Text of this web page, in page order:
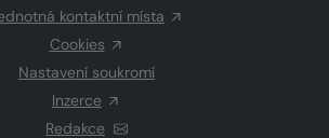
kontaktní místa
Cookies
Nastavení soukromí
Inzerce
Redakce